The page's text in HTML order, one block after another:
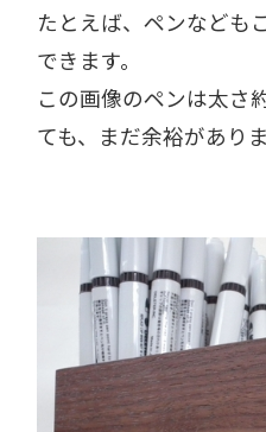
たとえば、ペンなども
できます。
この画像のペンは太さ
ても、まだ余裕がありま